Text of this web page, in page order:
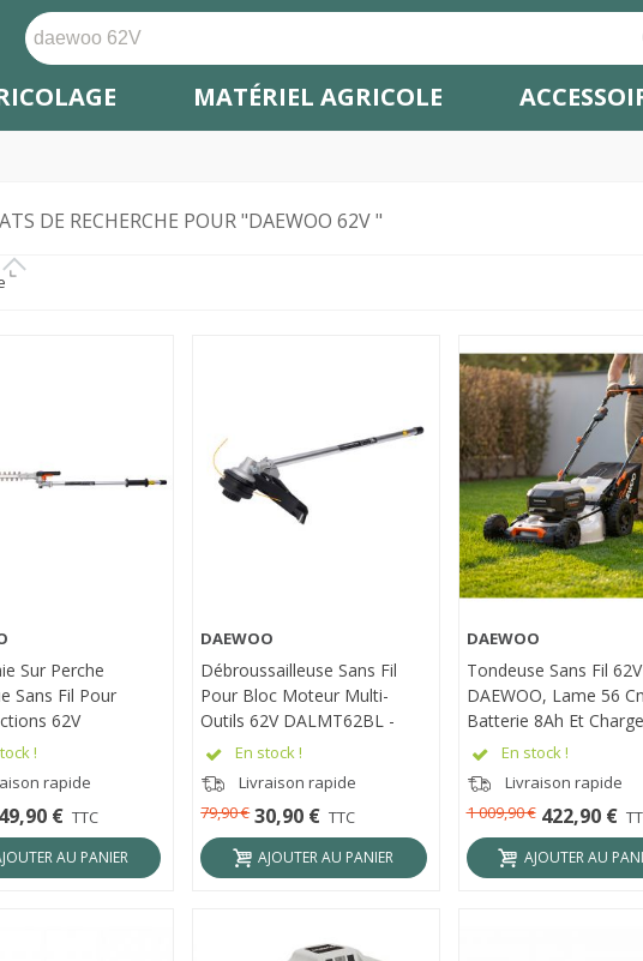
MATÉRIEL AGRICOLE
DE RECHERCHE POUR "DAEWOO 62V "
RAPIDE
Sur Perche
Sans Fil Pour
62V
- DAEWOO
!
rapide
49,90 € TTC
AU PANIER
APERÇU RAPIDE
DAEWOO
Débroussailleuse Sans Fil
Pour Bloc Moteur Multi-
Outils 62V DALMT62BL -
DAEWOO DAL62-BC
En stock !
Livraison rapide
30,90 € TTC
79,90 €
AJOUTER AU PANIER
APERÇU RAPIDE
DAEWOO
Tondeuse Sans Fil 62V
DAEWOO, Lame 56
Batterie 8Ah Et
DALLM62-22SP-K1
En stock !
Livraison rapide
422,90 €
1 009,90 €
AJOUTER AU